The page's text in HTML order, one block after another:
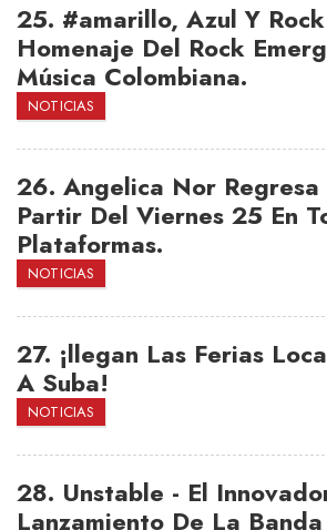
25. #amarillo, Azul Y
Homenaje Del Rock
Música Colombiana.
NOTICIAS
26. Angelica Nor Regresa
Partir Del Viernes 25 En
Plataformas.
NOTICIAS
27. ¡llegan Las Ferias
A Suba!
NOTICIAS
28. Unstable - El
Lanzamiento De La